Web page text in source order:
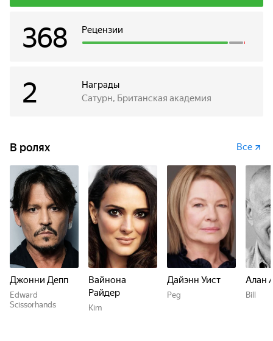
Рецензии
368
Награды
2 Сатурн, Британская академия
В ролях Все
Джонни Депп
Edward
Scissorhands
Вайнона
Райдер
Kim
Дайэнн Уист
Peg
Алан
Bill